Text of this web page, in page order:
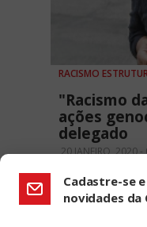
RACISMO
"Racismo
ações
delegado
20 JANEIRO, 2020 -
Cadastre-se
novidades da